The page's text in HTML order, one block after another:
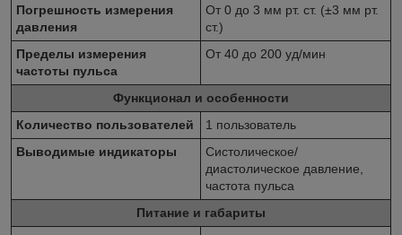
Погрешность измерения
давления
От 0 до 3 мм рт. ст. (±3 мм рт.
ст.)
Пределы измерения
частоты пульса
От 40 до 200 уд/мин
Функционал и особенности
Количество пользователей
1 пользователь
Выводимые индикаторы
Систолическое/
диастолическое давление,
частота пульса
Питание и габариты